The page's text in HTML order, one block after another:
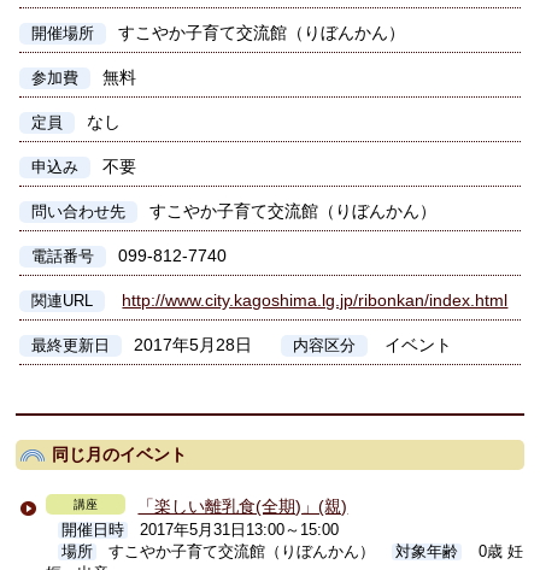
開催場所 すこやか子育て交流館（りぼんかん）
参加費 無料
定員 なし
申込み 不要
問い合わせ先 すこやか子育て交流館（りぼんかん）
電話番号 099-812-7740
関連URL http://www.city.kagoshima.lg.jp/ribonkan/index.html
最終更新日 2017年5月28日 内容区分 イベント
同じ月のイベント
講座 「楽しい離乳食(全期)」(親)
開催日時
2017年5月31日13:00～15:00
場所
すこやか子育て交流館（りぼんかん） 対象年齢
0歳 妊